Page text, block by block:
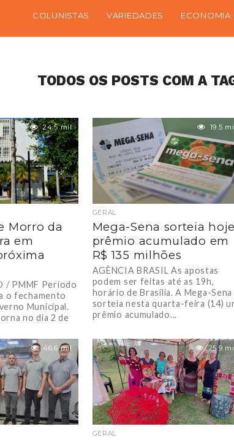
COLUNISTAS VARIEDADES ECONOMIA
TODOS OS POSTS COM A
24.5 mil
Morro da
em
/ PMMF Período
o fechamento
Municipal.
no dia 2 de
19.5
GERAL
Mega-Sena sorteia hoje
prêmio acumulado em
R$ 135 milhões
AGÊNCIA BRASIL As apostas
podem ser feitas até as 19h,
horário de Brasília. A Mega-Sena
sorteia nesta quarta-feira (14)
prêmio acumulado...
46.6 mil 25.9
GERAL